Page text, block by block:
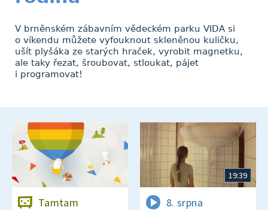
V brněnském zábavním vědeckém parku VIDA si
o víkendu můžete vyfouknout skleněnou kuličku,
ušít plyšáka ze starých hraček, vyrobit magnetku,
ale taky řezat, šroubovat, stloukat, pájet
i programovat!
Tamtam
19:39
8. srpna